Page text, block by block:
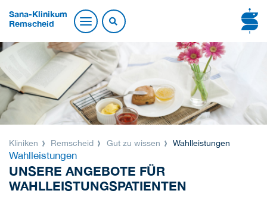
Sana-Klinikum
Remscheid
Kliniken Remscheid Gut zu wissen Wahlleistungen
Wahlleistungen
UNSERE ANGEBOTE FÜR
WAHLLEISTUNGSPATIENTEN